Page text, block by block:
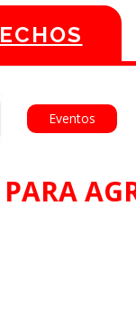
English
Eventos
PARA